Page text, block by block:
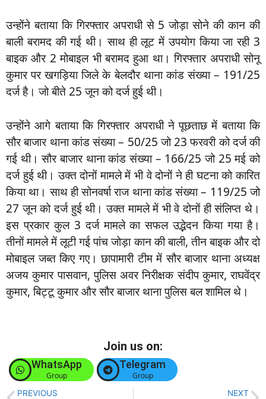
उन्होंने बताया कि गिरफ्तार अपराधी से 5 जोड़ा सोने की कान की
बाली बरामद की गई थी। साथ ही लूट में उपयोग किया जा रही 3
बाइक और 2 मोबाइल भी बरामद हुआ था। गिरफ्तार अपराधी सोनू
कुमार पर खगड़िया जिले के बेलदौर थाना कांड संख्या – 191/25
दर्ज है। जो बीते 25 जून को दर्ज हुई थी।
उन्होंने आगे बताया कि गिरफ्तार अपराधी ने पूछताछ में बताया कि
सौर बाजार थाना कांड संख्या – 50/25 जो 23 फरवरी को दर्ज की
गई थी। सौर बाजार थाना कांड संख्या – 166/25 जो 25 मई को
दर्ज हुई थी। उक्त दोनों मामले में भी वे दोनों ने ही घटना को कारित
किया था। साथ ही सोनवर्षा राज थाना कांड संख्या – 119/25 जो
27 जून को दर्ज हुई थी। उक्त मामले में भी वे दोनों ही संलिप्त थे।
इस प्रकार कुल 3 दर्ज मामले का सफल उद्भेदन किया गया है।
तीनों मामले में लूटी गई पांच जोड़ा कान की बाली, तीन बाइक और दो
मोबाइल जब्त किए गए। छापामारी टीम में सौर बाजार थाना अध्यक्ष
अजय कुमार पासवान, पुलिस अवर निरीक्षक संदीप कुमार, राघवेंद्र
कुमार, बिट्टू कुमार और सौर बाजार थाना पुलिस बल शामिल थे।
Join us on:
WhatsApp
Group
Telegram
Group
PREVIOUS NEXT